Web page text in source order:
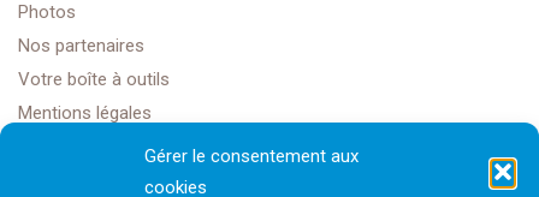
Gérer le consentement aux
cookies
Photos
Nos partenaires
Votre boîte à outils
Mentions légales